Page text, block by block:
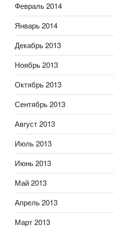
Февраль 2014
Январь 2014
Декабрь 2013
Ноябрь 2013
Октябрь 2013
Сентябрь 2013
Август 2013
Июль 2013
Июнь 2013
Май 2013
Апрель 2013
Март 2013